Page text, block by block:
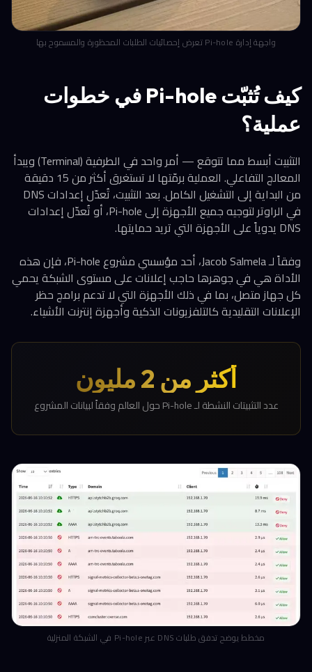
واجهة إدارة Pi-hole تعرض إحصائيات الطلبات المحظورة والمسموح بها
كيف تُثبّت Pi-hole في خطوات
عملية؟
التثبيت أبسط مما تتوقع — أمر واحد في الطرفية (Terminal) ويبدأ
المعالج التفاعلي. العملية برمّتها لا تستغرق أكثر من 15 دقيقة
من البداية إلى التشغيل الكامل. بعد التثبيت، تُعدّل إعدادات DNS
في الراوتر لتوجيه جميع الأجهزة إلى Pi-hole، أو تُعدّل إعدادات
DNS يدوياً على الأجهزة التي تريد حمايتها.
وفقاً لـ Jacob Salmela، أحد مؤسسي مشروع Pi-hole، فإن هذه
الأداة هي في جوهرها حاجب إعلانات على مستوى الشبكة يحمي
كل جهاز متصل، بما في ذلك الأجهزة التي لا تدعم برامج حظر
الإعلانات التقليدية كالتلفزيونات الذكية وأجهزة إنترنت الأشياء.
أكثر من 2 مليون
عدد التثبيتات النشطة لـ Pi-hole حول العالم وفقاً لبيانات المشروع
مخطط يوضح تدفق طلبات DNS عبر Pi-hole في الشبكة المنزلية